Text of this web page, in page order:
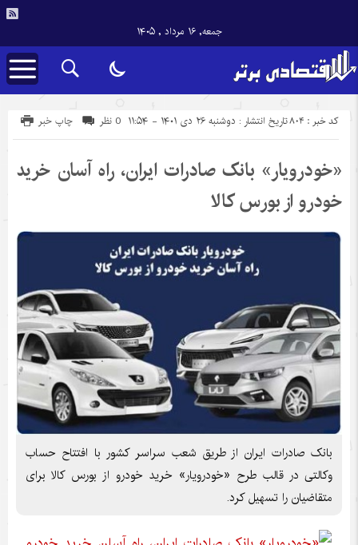
جمعه, ۱۶ مرداد , ۱۴۰۵
تاریخ انتشار : دوشنبه ۲۶ دی ۱۴۰۱ - ۱۱:۵۴ کد خبر : 804 چاپ خبر 0 نظر
«خودرویار» بانک صادرات ایران، راه آسان خرید
خودرو از بورس کالا
​بانک صادرات ایران از طریق شعب سراسر کشور با افتتاح حساب
وکالتی در قالب طرح «خودرویار» خرید خودرو از بورس کالا برای
متقاضیان را تسهیل کرد.